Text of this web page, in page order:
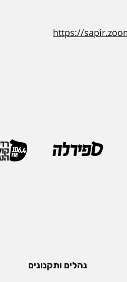
https://
נהלים ותקנונים